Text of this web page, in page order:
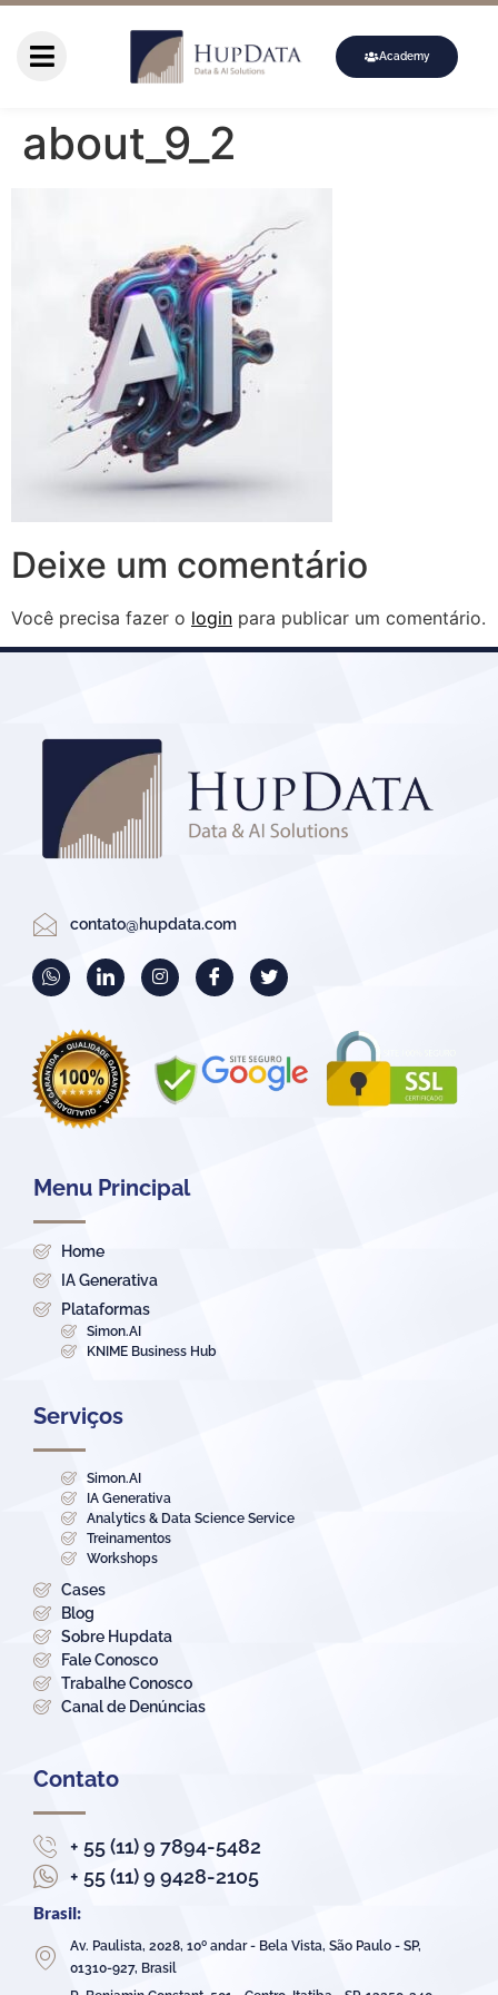
Academy
about_9_2
Deixe um comentário
Você precisa fazer o login para publicar um comentário.
contato@hupdata.com
Menu Principal
Home
IA Generativa
Plataformas
Simon.AI
KNIME Business Hub
Serviços
Simon.AI
IA Generativa
Analytics & Data Science Service
Treinamentos
Workshops
Cases
Blog
Sobre Hupdata
Fale Conosco
Trabalhe Conosco
Canal de Denúncias
Contato
+ 55 (11) 9 7894-5482
+ 55 (11) 9 9428-2105
Brasil:
Av. Paulista, 2028, 10º andar - Bela Vista, São Paulo - SP,
01310-927, Brasil